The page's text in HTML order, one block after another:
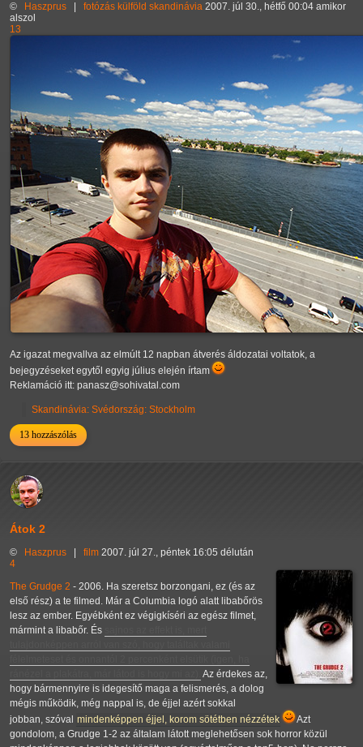
© Haszprus fotózás külföld skandinávia 2007. júl 30., hétfő 00:04 amikor
alszol
13
Az igazat megvallva az elmúlt 12 napban átverés áldozatai voltatok, a
bejegyzéseket egytől egyig július elején írtam
Reklamáció itt: panasz@sohivatal.com
Skandinávia: Svédország: Stockholm
13 hozzászólás
Átok 2
© Haszprus film 2007. júl 27., péntek 16:05 délután
4
The Grudge 2 - 2006. Ha szeretsz borzongani, ez (és az
első rész) a te filmed. Már a Columbia logó alatt libabőrös
lesz az ember. Egyébként ez végigkíséri az egész filmet,
mármint a libabőr. És
Az érdekes az,
hogy bármennyire is idegesítő maga a felismerés, a dolog
mégis működik, még nappal is, de éjjel azért sokkal
jobban, szóval mindenképpen éjjel, korom sötétben nézzétek
Azt
gondolom, a Grudge 1-2 az általam látott meglehetősen sok horror közül